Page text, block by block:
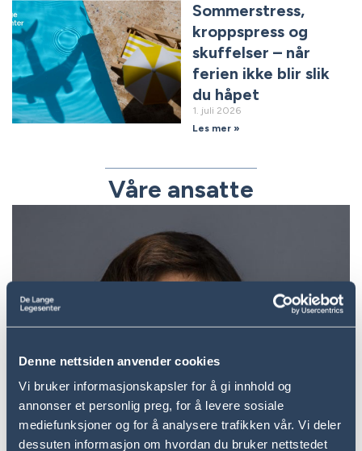
Denne nettsiden anvender cookies
Vi bruker informasjonskapsler for å gi innhold og
annonser et personlig preg, for å levere sosiale
mediefunksjoner og for å analysere trafikken vår. Vi deler
dessuten informasjon om hvordan du bruker nettstedet
Sommerstress,
kroppspress og
skuffelser – når
ferien ikke blir slik
du håpet
1. juli 2026
Les mer »
Våre ansatte